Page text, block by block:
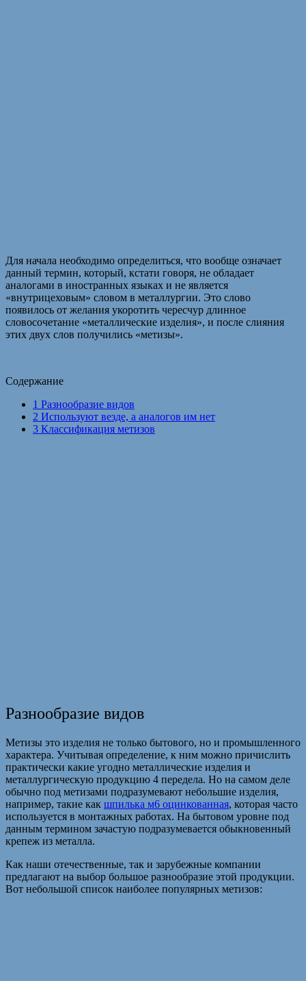
Для начала необходимо определиться, что вообще означает
данный термин, который, кстати говоря, не обладает
аналогами в иностранных языках и не является
«внутрицеховым» словом в металлургии. Это слово
появилось от желания укоротить чересчур длинное
словосочетание «металлические изделия», и после слияния
этих двух слов получились «метизы».
Содержание
1 Разнообразие видов
2 Используют везде, а аналогов им нет
3 Классификация метизов
Разнообразие видов
Метизы это изделия не только бытового, но и промышленного
характера. Учитывая определение, к ним можно причислить
практически какие угодно металлические изделия и
металлургическую продукцию 4 передела. Но на самом деле
обычно под метизами подразумевают небольшие изделия,
например, такие как шпилька м6 оцинкованная, которая часто
используется в монтажных работах. На бытовом уровне под
данным термином зачастую подразумевается обыкновенный
крепеж из металла.
Как наши отечественные, так и зарубежные компании
предлагают на выбор большое разнообразие этой продукции.
Вот небольшой список наиболее популярных метизов: